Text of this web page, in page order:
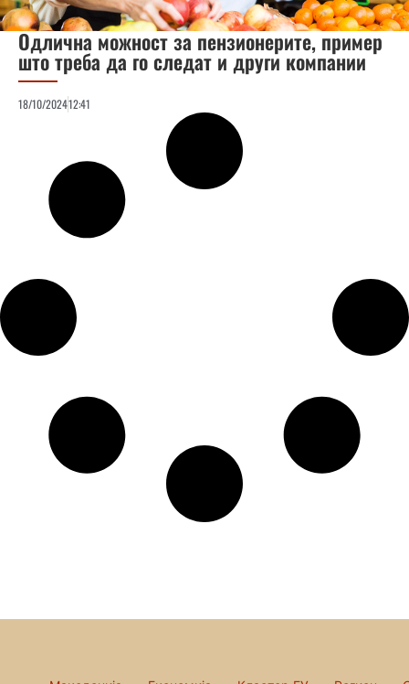
Одлична можност за пензионерите, пример
што треба да го следат и други компании
18/10/202412:41